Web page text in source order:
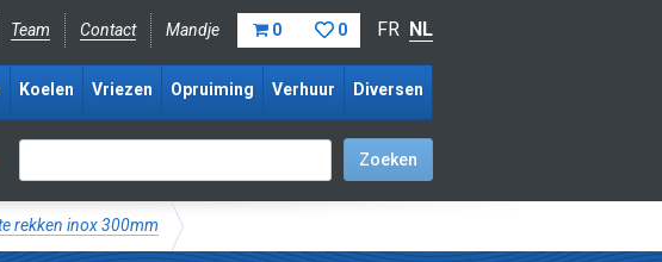
Team Contact Mandje 0 0 FR NL
Koelen Vriezen Opruiming Verhuur Diversen
rekken inox 300mm